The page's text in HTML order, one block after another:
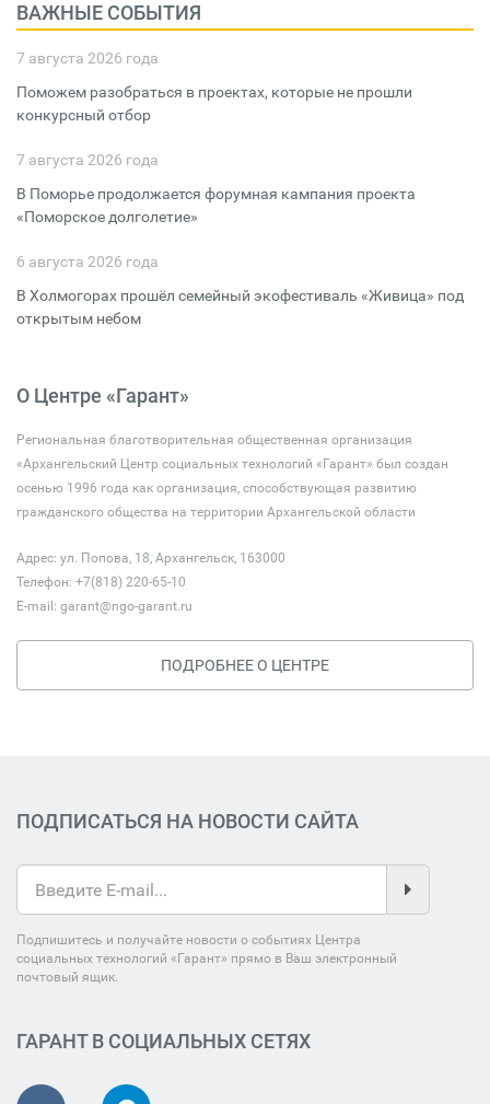
ВАЖНЫЕ СОБЫТИЯ
7 августа 2026 года
Поможем разобраться в проектах, которые не прошли
конкурсный отбор
7 августа 2026 года
В Поморье продолжается форумная кампания проекта
«Поморское долголетие»
6 августа 2026 года
В Холмогорах прошёл семейный экофестиваль «Живица» под
открытым небом
О Центре «Гарант»
Региональная благотворительная общественная организация
«Архангельский Центр социальных технологий «Гарант» был создан
осенью 1996 года как организация, способствующая развитию
гражданского общества на территории Архангельской области
Адрес: ул. Попова, 18, Архангельск, 163000
Телефон: +7(818) 220-65-10
E-mail: garant@ngo-garant.ru
ПОДРОБНЕЕ О ЦЕНТРЕ
ПОДПИСАТЬСЯ НА НОВОСТИ САЙТА
Подпишитесь и получайте новости о событиях Центра
социальных технологий «Гарант» прямо в Ваш электронный
почтовый ящик.
ГАРАНТ В СОЦИАЛЬНЫХ СЕТЯХ